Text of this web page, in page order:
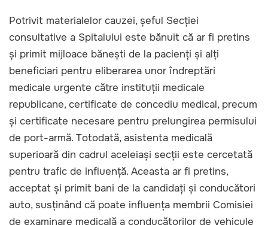
Potrivit materialelor cauzei, șeful Secției
consultative a Spitalului este bănuit că ar fi pretins
și primit mijloace bănești de la pacienți și alți
beneficiari pentru eliberarea unor îndreptări
medicale urgente către instituții medicale
republicane, certificate de concediu medical, precum
și certificate necesare pentru prelungirea permisului
de port-armă. Totodată, asistenta medicală
superioară din cadrul aceleiași secții este cercetată
pentru trafic de influență. Aceasta ar fi pretins,
acceptat și primit bani de la candidați și conducători
auto, susținând că poate influența membrii Comisiei
de examinare medicală a conducătorilor de vehicule